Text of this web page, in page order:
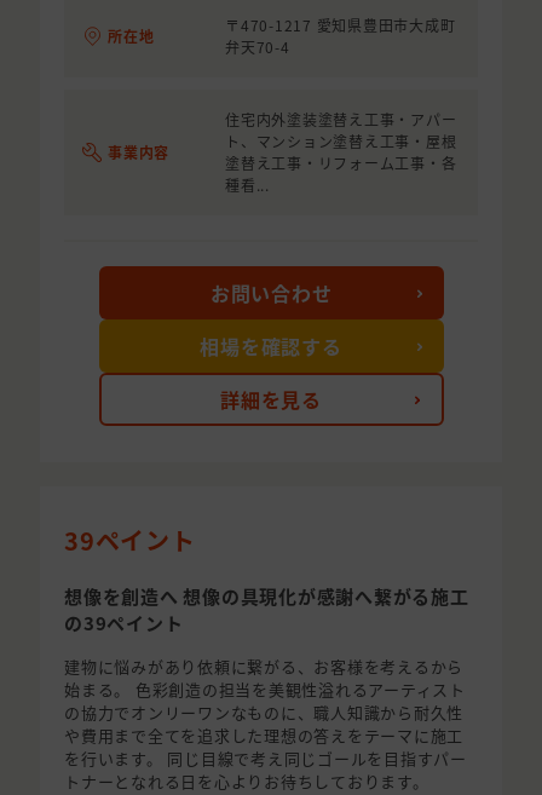
所在地
〒470-1217 愛知県豊田市大成町
弁天70-4
事業内容
住宅内外塗装塗替え工事・アパー
ト、マンション塗替え工事・屋根
塗替え工事・リフォーム工事・各
種看...
詳細を見る
お問い合わせ
相場を確認する
39ペイント
想像を創造へ 想像の具現化が感謝へ繋がる施工
の39ペイント
建物に悩みがあり依頼に繋がる、お客様を考えるから
始まる。 色彩創造の担当を美観性溢れるアーティスト
の協力でオンリーワンなものに、職人知識から耐久性
や費用まで全てを追求した理想の答えをテーマに施工
を行います。 同じ目線で考え同じゴールを目指すパー
トナーとなれる日を心よりお待ちしております。